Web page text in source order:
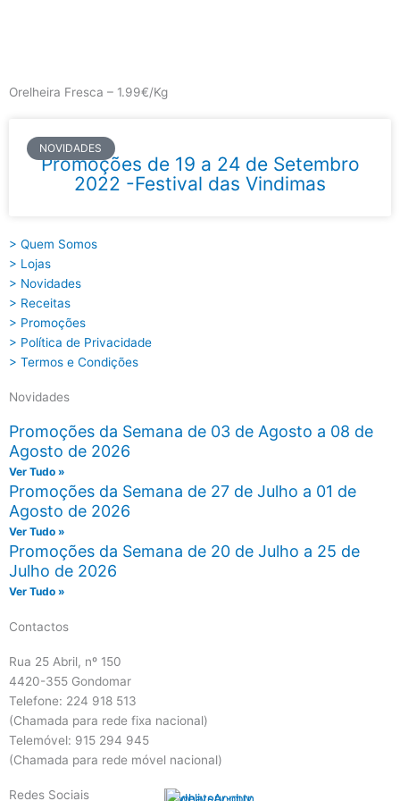
Orelheira Fresca – 1.99€/Kg
NOVIDADES
Promoções de 19 a 24 de Setembro
2022 -Festival das Vindimas
> Quem Somos
> Lojas
> Novidades
> Receitas
> Promoções
> Política de Privacidade
> Termos e Condições
Novidades
Promoções da Semana de 03 de Agosto a 08 de
Agosto de 2026
Ver Tudo »
Promoções da Semana de 27 de Julho a 01 de
Agosto de 2026
Ver Tudo »
Promoções da Semana de 20 de Julho a 25 de
Julho de 2026
Ver Tudo »
Contactos
Rua 25 Abril, nº 150
4420-355 Gondomar
Telefone: 224 918 513
(Chamada para rede fixa nacional)
Telemóvel: 915 294 945
(Chamada para rede móvel nacional)
Redes Sociais